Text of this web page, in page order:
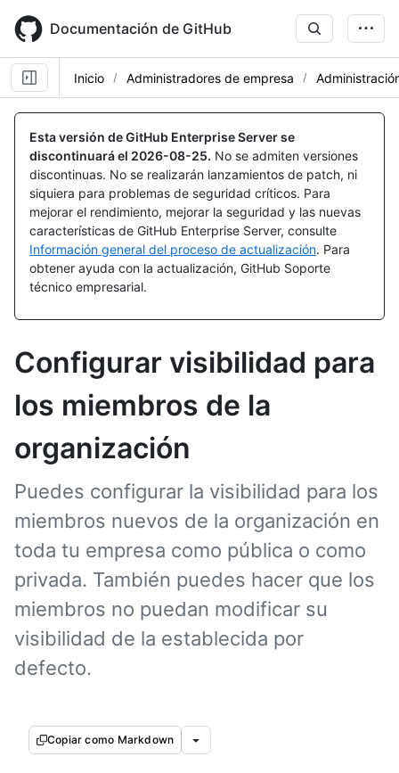
main
content
Documentación de GitHub
Inicio Administradores de empresa
Esta versión de GitHub Enterprise Server se
discontinuará el 2026-08-25. No se admiten versiones
discontinuas. No se realizarán lanzamientos de patch, ni
siquiera para problemas de seguridad críticos. Para
mejorar el rendimiento, mejorar la seguridad y las nuevas
características de GitHub Enterprise Server, consulte
Información general del proceso de actualización. Para
obtener ayuda con la actualización, GitHub Soporte
técnico empresarial.
Configurar visibilidad para
los miembros de la
organización
Puedes configurar la visibilidad para los
miembros nuevos de la organización en
toda tu empresa como pública o como
privada. También puedes hacer que los
miembros no puedan modificar su
visibilidad de la establecida por
defecto.
Copiar como Markdown